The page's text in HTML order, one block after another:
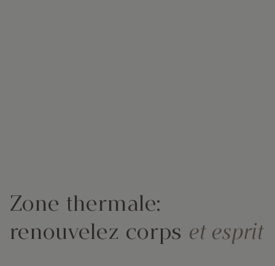
Zone thermale:
renouvelez corps et esprit